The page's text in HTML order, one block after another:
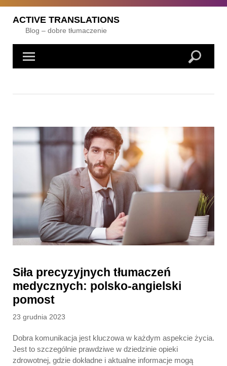
Skip
ACTIVE TRANSLATIONS
Blog – dobre tłumaczenie
Posts
Siła precyzyjnych tłumaczeń
medycznych: polsko-angielski
pomost
Posted
23 grudnia 2023
Dobra komunikacja jest kluczowa w każdym aspekcie życia.
Jest to szczególnie prawdziwe w dziedzinie opieki
zdrowotnej, gdzie dokładne i aktualne informacje mogą